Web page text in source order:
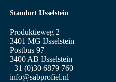
Standort IJsselstein
Produktieweg 2
3401 MG IJsselstein
Postbus 97
3400 AB IJsselstein
+31 (0)30 6879 760
info@sabprofiel.nl